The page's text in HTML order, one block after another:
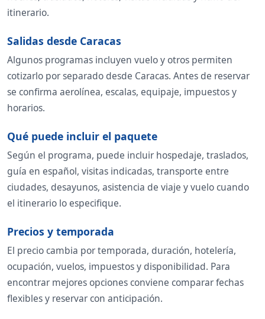
itinerario.
Salidas desde Caracas
Algunos programas incluyen vuelo y otros permiten
cotizarlo por separado desde Caracas. Antes de reservar
se confirma aerolínea, escalas, equipaje, impuestos y
horarios.
Qué puede incluir el paquete
Según el programa, puede incluir hospedaje, traslados,
guía en español, visitas indicadas, transporte entre
ciudades, desayunos, asistencia de viaje y vuelo cuando
el itinerario lo especifique.
Precios y temporada
El precio cambia por temporada, duración, hotelería,
ocupación, vuelos, impuestos y disponibilidad. Para
encontrar mejores opciones conviene comparar fechas
flexibles y reservar con anticipación.